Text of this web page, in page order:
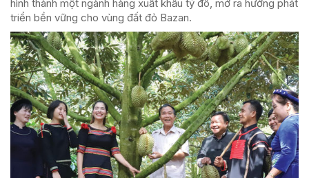
hình thành một ngành hàng xuất khẩu tỷ đô, mở ra hướng phát
triển bền vững cho vùng đất đỏ Bazan.